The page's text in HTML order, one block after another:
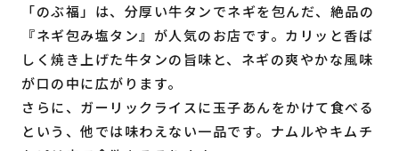
「のぶ福」は、分厚い牛タンでネギを包んだ、絶品の
『ネギ包み塩タン』が人気のお店です。カリッと香ば
しく焼き上げた牛タンの旨味と、ネギの爽やかな風味
が口の中に広がります。
さらに、ガーリックライスに玉子あんをかけて食べる
という、他では味わえない一品です。ナムルやキムチ